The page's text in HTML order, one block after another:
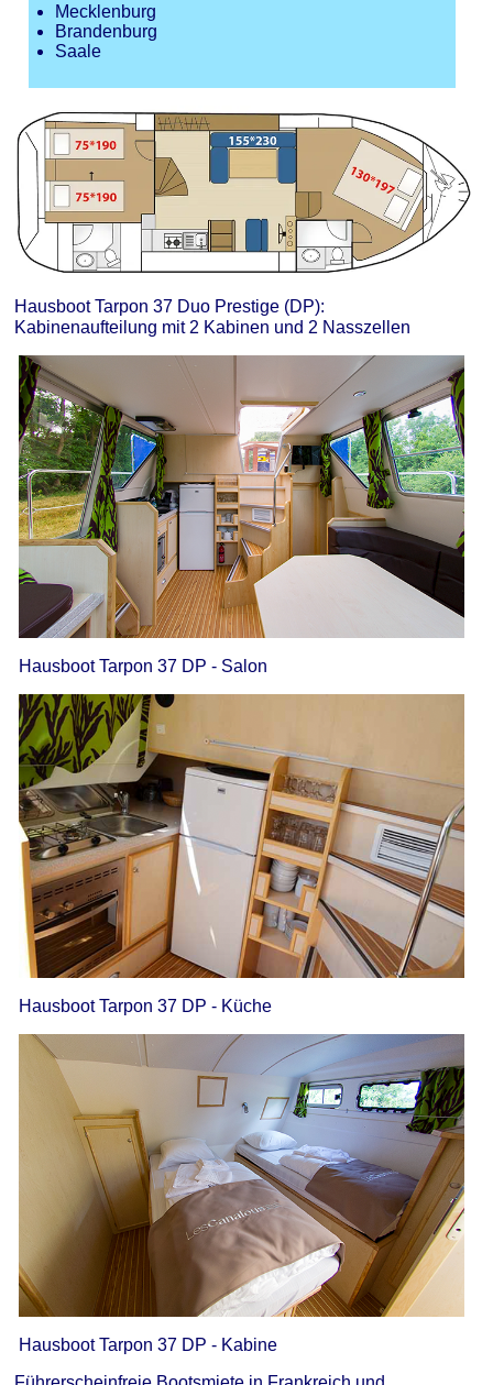
Mecklenburg
Brandenburg
Saale
Hausboot Tarpon 37 Duo Prestige (DP):
Kabinenaufteilung mit 2 Kabinen und 2 Nasszellen
Hausboot Tarpon 37 DP - Salon
Hausboot Tarpon 37 DP - Küche
Hausboot Tarpon 37 DP - Kabine